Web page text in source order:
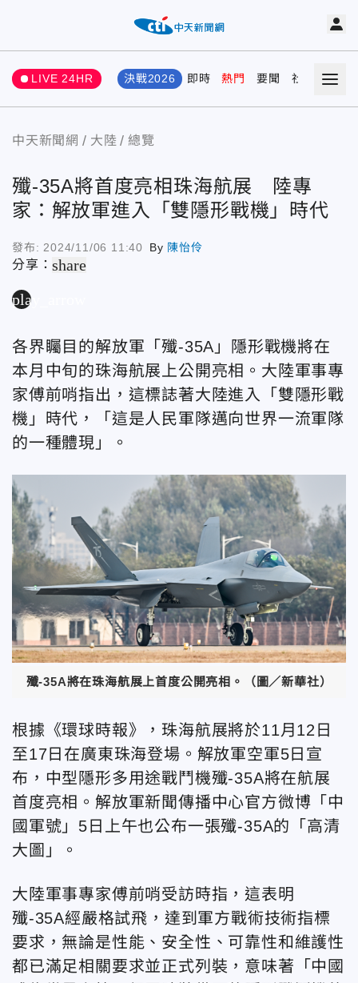
LIVE 24HR 決戰2026 即時 熱門 要聞 社會 娛樂
中天新聞網 大陸 總覽
殲-35A將首度亮相珠海航展 陸專
家：解放軍進入「雙隱形戰機」時代
發布: 2024/11/06 11:40 By 陳怡伶
分享：share
play_arrow
各界矚目的解放軍「殲-35A」隱形戰機將在
本月中旬的珠海航展上公開亮相。大陸軍事專
家傅前哨指出，這標誌著大陸進入「雙隱形戰
機」時代，「這是人民軍隊邁向世界一流軍隊
的一種體現」。
殲-35A將在珠海航展上首度公開亮相。（圖／新華社）
根據《環球時報》，珠海航展將於11月12日
至17日在廣東珠海登場。解放軍空軍5日宣
布，中型隱形多用途戰鬥機殲-35A將在航展
首度亮相。解放軍新聞傳播中心官方微博「中
國軍號」5日上午也公布一張殲-35A的「高清
大圖」。
大陸軍事專家傅前哨受訪時指，這表明
殲-35A經嚴格試飛，達到軍方戰術技術指標
要求，無論是性能、安全性、可靠性和維護性
都已滿足相關要求並正式列裝，意味著「中國